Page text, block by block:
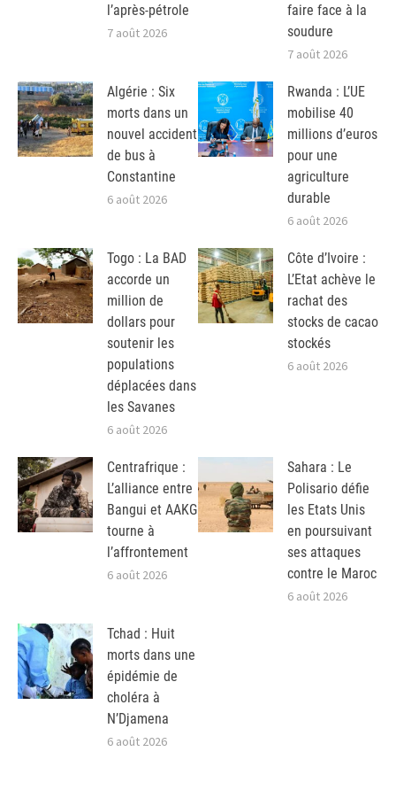
l’après-pétrole
7 août 2026
faire face à la
soudure
7 août 2026
Algérie : Six
morts dans un
nouvel accident
de bus à
Constantine
6 août 2026
Rwanda : L’UE
mobilise 40
millions d’euros
pour une
agriculture
durable
6 août 2026
Togo : La BAD
accorde un
million de
dollars pour
soutenir les
populations
déplacées dans
les Savanes
6 août 2026
Côte d’Ivoire :
L’Etat achève le
rachat des
stocks de cacao
stockés
6 août 2026
Centrafrique :
L’alliance entre
Bangui et AAKG
tourne à
l’affrontement
6 août 2026
Sahara : Le
Polisario défie
les Etats Unis
en poursuivant
ses attaques
contre le Maroc
6 août 2026
Tchad : Huit
morts dans une
épidémie de
choléra à
N’Djamena
6 août 2026